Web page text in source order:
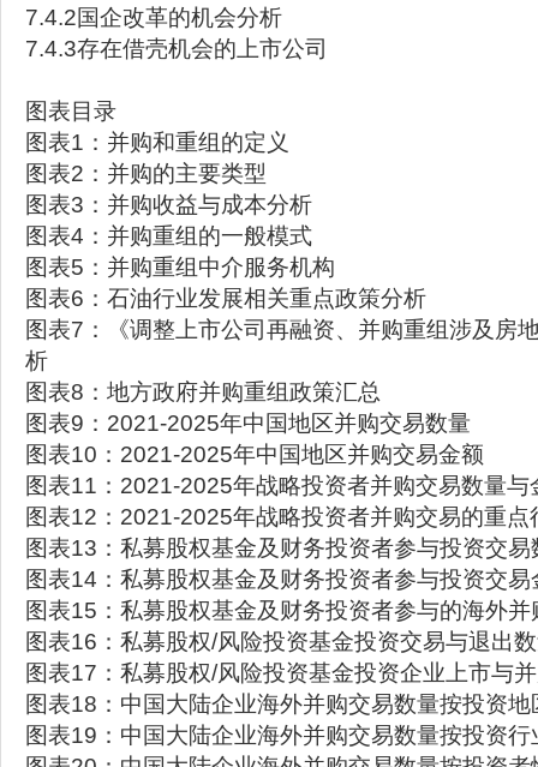
7.4.2国企改革的机会分析
7.4.3存在借壳机会的上市公司
图表目录
图表1：并购和重组的定义
图表2：并购的主要类型
图表3：并购收益与成本分析
图表4：并购重组的一般模式
图表5：并购重组中介服务机构
图表6：石油行业发展相关重点政策分析
图表7：《调整上市公司再融资、并购重组涉及房
析
图表8：地方政府并购重组政策汇总
图表9：2021-2025年中国地区并购交易数量
图表10：2021-2025年中国地区并购交易金额
图表11：2021-2025年战略投资者并购交易数量与
图表12：2021-2025年战略投资者并购交易的重点
图表13：私募股权基金及财务投资者参与投资交易
图表14：私募股权基金及财务投资者参与投资交易
图表15：私募股权基金及财务投资者参与的海外并
图表16：私募股权/风险投资基金投资交易与退出
图表17：私募股权/风险投资基金投资企业上市与
图表18：中国大陆企业海外并购交易数量按投资地
图表19：中国大陆企业海外并购交易数量按投资行